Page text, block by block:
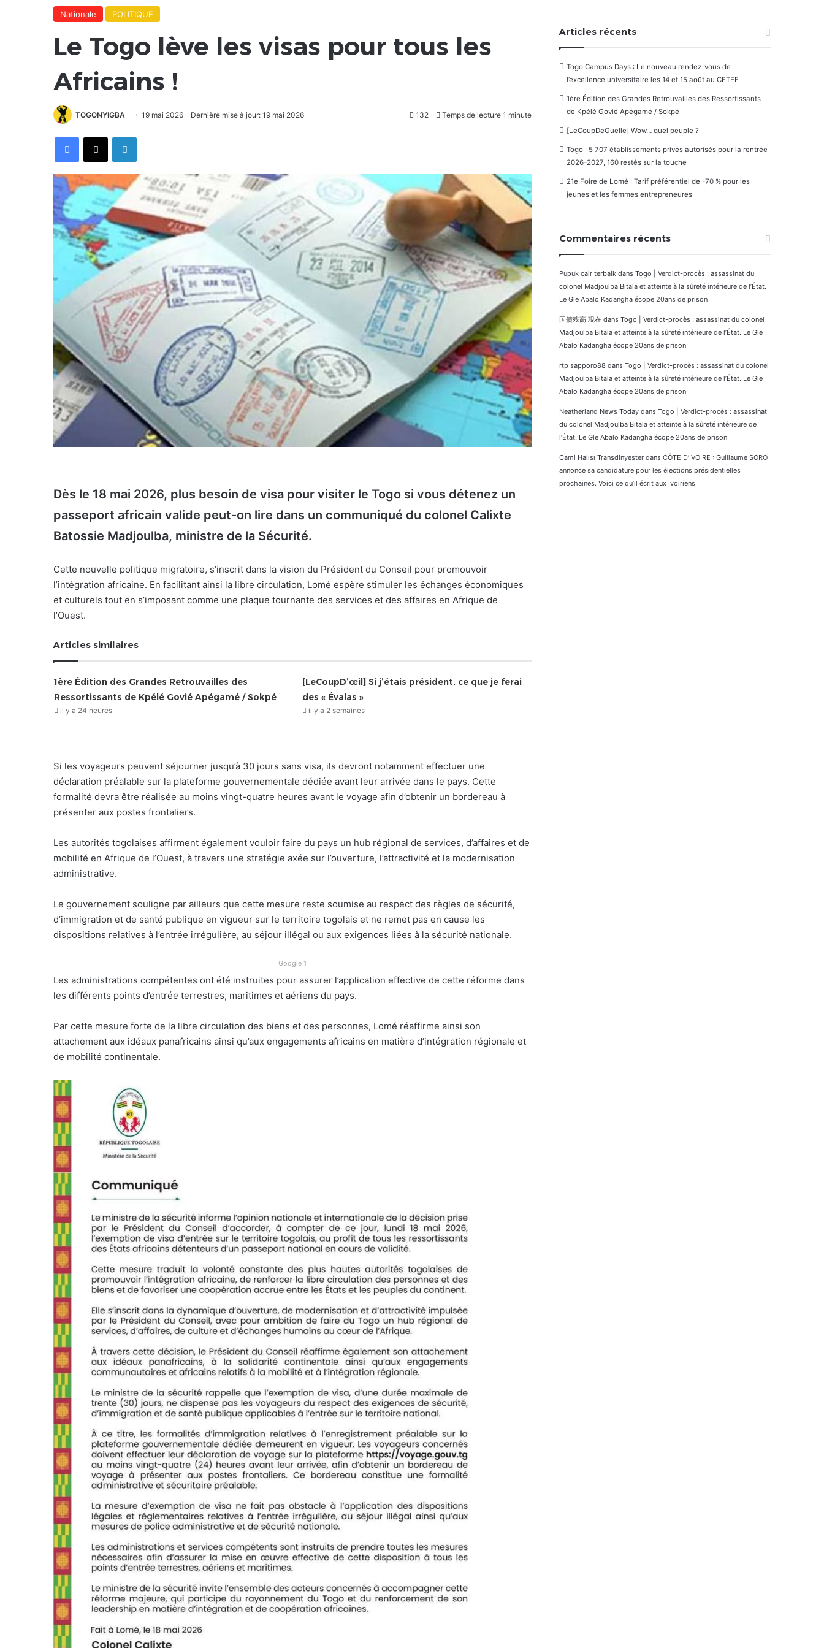
Nationale POLITIQUE
Le Togo lève les visas pour tous les
Africains !
TOGONYIGBA 19 mai 2026 Dernière mise à jour: 19 mai 2026 132 Temps de lecture 1 minute
FacebookX Linkedin
Dès le 18 mai 2026, plus besoin de visa pour visiter le Togo si vous détenez un
passeport africain valide peut-on lire dans un communiqué du colonel Calixte
Batossie Madjoulba, ministre de la Sécurité.
Cette nouvelle politique migratoire, s’inscrit dans la vision du Président du Conseil pour promouvoir
l’intégration africaine. En facilitant ainsi la libre circulation, Lomé espère stimuler les échanges économiques
et culturels tout en s’imposant comme une plaque tournante des services et des affaires en Afrique de
l’Ouest.
Articles similaires
1ère Édition des Grandes Retrouvailles des
Ressortissants de Kpélé Govié Apégamé / Sokpé
il y a 24 heures
[LeCoupD’œil] Si j’étais président, ce que je ferai
des « Évalas »
il y a 2 semaines
Si les voyageurs peuvent séjourner jusqu’à 30 jours sans visa, ils devront notamment effectuer une
déclaration préalable sur la plateforme gouvernementale dédiée avant leur arrivée dans le pays. Cette
formalité devra être réalisée au moins vingt-quatre heures avant le voyage afin d’obtenir un bordereau à
présenter aux postes frontaliers.
Les autorités togolaises affirment également vouloir faire du pays un hub régional de services, d’affaires et de
mobilité en Afrique de l’Ouest, à travers une stratégie axée sur l’ouverture, l’attractivité et la modernisation
administrative.
Le gouvernement souligne par ailleurs que cette mesure reste soumise au respect des règles de sécurité,
d’immigration et de santé publique en vigueur sur le territoire togolais et ne remet pas en cause les
dispositions relatives à l’entrée irrégulière, au séjour illégal ou aux exigences liées à la sécurité nationale.
Google 1
Les administrations compétentes ont été instruites pour assurer l’application effective de cette réforme dans
les différents points d’entrée terrestres, maritimes et aériens du pays.
Par cette mesure forte de la libre circulation des biens et des personnes, Lomé réaffirme ainsi son
attachement aux idéaux panafricains ainsi qu’aux engagements africains en matière d’intégration régionale et
de mobilité continentale.
Articles récents
Togo Campus Days : Le nouveau rendez-vous de
l’excellence universitaire les 14 et 15 août au CETEF
1ère Édition des Grandes Retrouvailles des Ressortissants
de Kpélé Govié Apégamé / Sokpé
[LeCoupDeGuelle] Wow… quel peuple ?
Togo : 5 707 établissements privés autorisés pour la rentrée
2026-2027, 160 restés sur la touche
21e Foire de Lomé : Tarif préférentiel de -70 % pour les
jeunes et les femmes entrepreneures
Commentaires récents
Pupuk cair terbaik dans Togo | Verdict-procès : assassinat du
colonel Madjoulba Bitala et atteinte à la sûreté intérieure de l’État.
Le Gle Abalo Kadangha écope 20ans de prison
国債残高 現在 dans Togo | Verdict-procès : assassinat du colonel
Madjoulba Bitala et atteinte à la sûreté intérieure de l’État. Le Gle
Abalo Kadangha écope 20ans de prison
rtp sapporo88 dans Togo | Verdict-procès : assassinat du colonel
Madjoulba Bitala et atteinte à la sûreté intérieure de l’État. Le Gle
Abalo Kadangha écope 20ans de prison
Neatherland News Today dans Togo | Verdict-procès : assassinat
du colonel Madjoulba Bitala et atteinte à la sûreté intérieure de
l’État. Le Gle Abalo Kadangha écope 20ans de prison
Cami Halısı Transdinyester dans CÔTE D’IVOIRE : Guillaume SORO
annonce sa candidature pour les élections présidentielles
prochaines. Voici ce qu’il écrit aux Ivoiriens